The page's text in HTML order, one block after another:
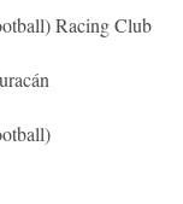
Racing Club